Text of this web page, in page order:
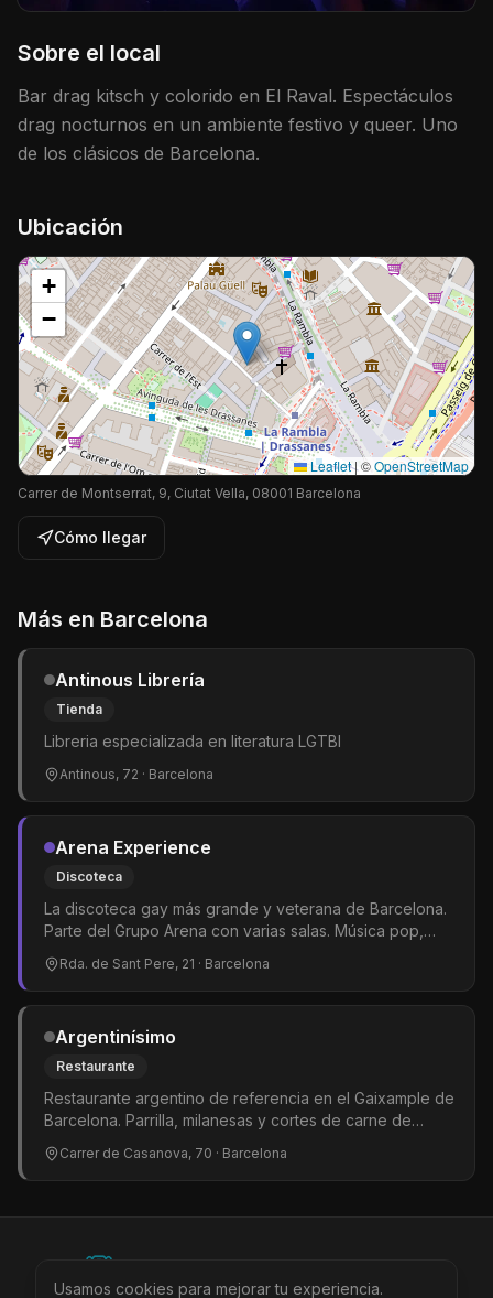
Sobre el local
Bar drag kitsch y colorido en El Raval. Espectáculos
drag nocturnos en un ambiente festivo y queer. Uno
de los clásicos de Barcelona.
Ubicación
+
−
Leaflet|©OpenStreetMap
Carrer de Montserrat, 9, Ciutat Vella, 08001 Barcelona
Cómo llegar
Más en Barcelona
Antinous Librería
Tienda
Libreria especializada en literatura LGTBI
Antinous, 72 · Barcelona
Arena Experience
Discoteca
La discoteca gay más grande y veterana de Barcelona.
Parte del Grupo Arena con varias salas. Música pop,
dance y hits del momento. Shows de drag queens y
gogós. El epicentro del clubbing LGTBIQ+ en la ciudad.
Rda. de Sant Pere, 21 · Barcelona
Argentinísimo
Restaurante
Restaurante argentino de referencia en el Gaixample de
Barcelona. Parrilla, milanesas y cortes de carne de
calidad en un ambiente informal y acogedor. Muy
popular entre la comunidad LGTBIQ+ del barrio. Uno de
esos sitios donde siempre hay buen ambiente y la gente
Carrer de Casanova, 70 · Barcelona
©
Ciudades LocalesAgenda TiendaMás
Usamos cookies para mejorar tu experiencia.